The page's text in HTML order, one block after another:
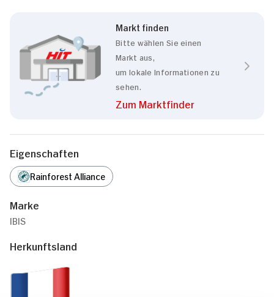
Markt finden
Bitte wählen Sie einen
Markt aus,
um lokale Informationen zu
sehen.
Zum Marktfinder
Eigenschaften
Rainforest Alliance
Marke
IBIS
Herkunftsland